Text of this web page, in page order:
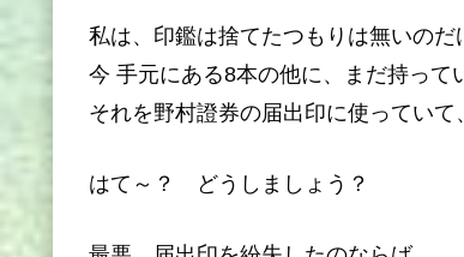
私は、印鑑は捨てたつもりは無いのだ
今 手元にある8本の他に、まだ持って
それを野村證券の届出印に使ってい
はて～？ どうしましょう？